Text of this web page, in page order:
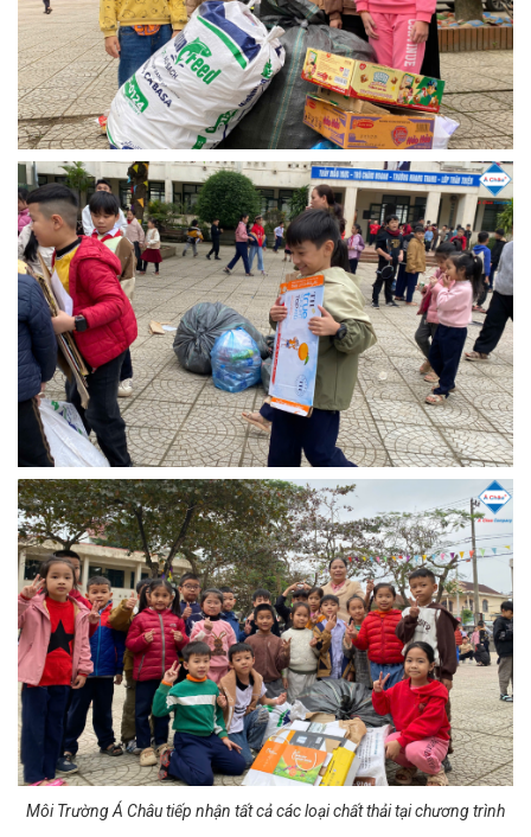
Môi Trường Á Châu tiếp nhận tất cả các loại chất thải tại chương trình